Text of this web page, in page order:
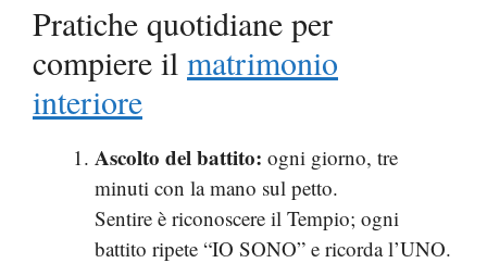
Pratiche quotidiane per
compiere il matrimonio
interiore
Ascolto del battito: ogni giorno, tre
minuti con la mano sul petto.
Sentire è riconoscere il Tempio; ogni
battito ripete “IO SONO” e ricorda l’UNO.